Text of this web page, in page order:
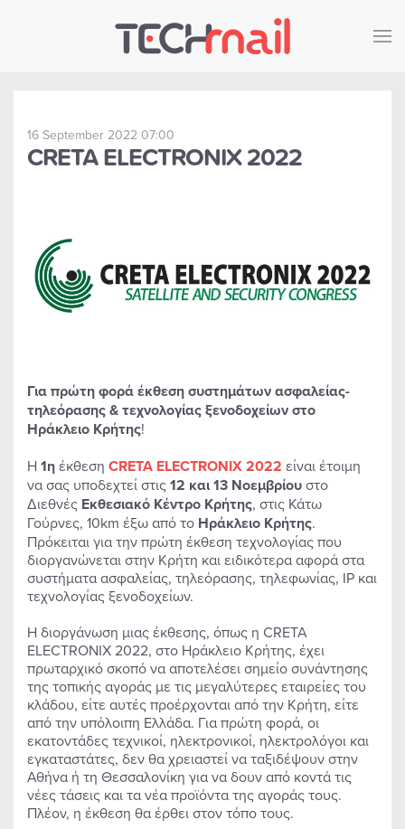
Skip to main content
16 September 2022 07:00
CRETA ELECTRONIX 2022
Για πρώτη φορά έκθεση συστημάτων ασφαλείας-
τηλεόρασης & τεχνολογίας ξενοδοχείων στο
Ηράκλειο Κρήτης!
Η1ηέκθεση CRETA ELECTRONIX 2022 είναι έτοιμη
να σας υποδεχτεί στις12 και 13 Νοεμβρίουστο
Διεθνές Εκθεσιακό Κέντρο Κρήτης, στις Κάτω
Γούρνες, 10km έξω από το Ηράκλειο Κρήτης.
Πρόκειται για την πρώτη έκθεση τεχνολογίας που
διοργανώνεται στην Κρήτη και ειδικότερα αφορά στα
συστήματα ασφαλείας, τηλεόρασης, τηλεφωνίας, IP και
τεχνολογίας ξενοδοχείων.
Η διοργάνωση μιας έκθεσης, όπως η CRETA
ELECTRONIX 2022, στο Ηράκλειο Κρήτης, έχει
πρωταρχικό σκοπό να αποτελέσει σημείο συνάντησης
της τοπικής αγοράς με τις μεγαλύτερες εταιρείες του
κλάδου, είτε αυτές προέρχονται από την Κρήτη, είτε
από την υπόλοιπη Ελλάδα. Για πρώτη φορά, οι
εκατοντάδες τεχνικοί, ηλεκτρονικοί, ηλεκτρολόγοι και
εγκαταστάτες, δεν θα χρειαστεί να ταξιδέψουν στην
Αθήνα ή τη Θεσσαλονίκη για να δουν από κοντά τις
νέες τάσεις και τα νέα προϊόντα της αγοράς τους.
Πλέον, η έκθεση θα έρθει στον τόπο τους.